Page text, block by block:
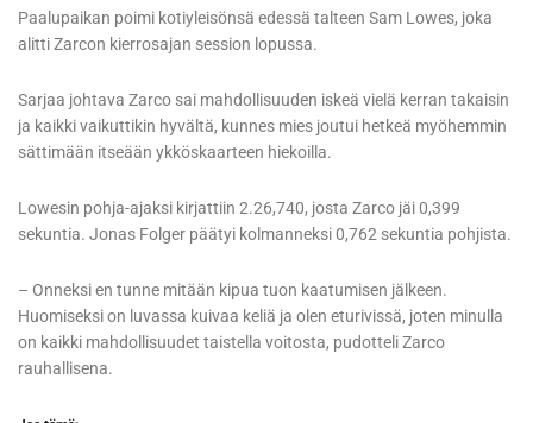
Paalupaikan poimi kotiyleisönsä edessä talteen Sam Lowes, joka
alitti Zarcon kierrosajan session lopussa.
Sarjaa johtava Zarco sai mahdollisuuden iskeä vielä kerran takaisin
ja kaikki vaikuttikin hyvältä, kunnes mies joutui hetkeä myöhemmin
sättimään itseään ykköskaarteen hiekoilla.
Lowesin pohja-ajaksi kirjattiin 2.26,740, josta Zarco jäi 0,399
sekuntia. Jonas Folger päätyi kolmanneksi 0,762 sekuntia pohjista.
– Onneksi en tunne mitään kipua tuon kaatumisen jälkeen.
Huomiseksi on luvassa kuivaa keliä ja olen eturivissä, joten minulla
on kaikki mahdollisuudet taistella voitosta, pudotteli Zarco
rauhallisena.